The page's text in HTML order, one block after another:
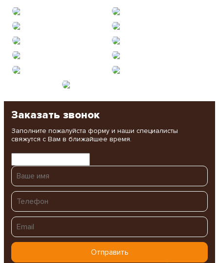
Заказать звонок
Заполните пожалуйста форму и наши специалисты
свяжутся с Вам в ближайшее время.